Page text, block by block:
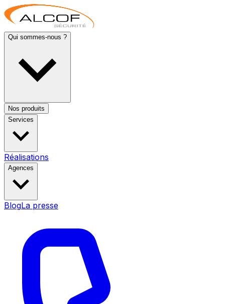
Qui sommes-nous ?
Nos produits
Services
Réalisations
Agences
BlogLa presse